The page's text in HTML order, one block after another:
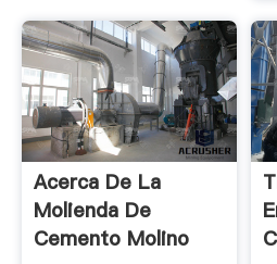
Acerca De La
Molienda De
Cemento Molino